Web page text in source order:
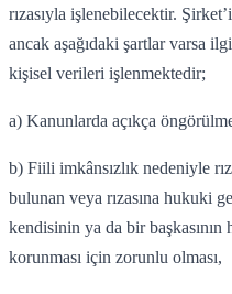
rızasıyla işlenebilecektir.
ancak aşağıdaki şartlar varsa
kişisel verileri işlenmektedir;
a) Kanunlarda açıkça
b) Fiili imkânsızlık nedeniyle
bulunan veya rızasına hukuki
kendisinin ya da bir
korunması için zorunlu olması,